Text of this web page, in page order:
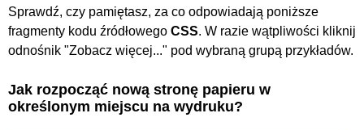
Sprawdź, czy pamiętasz, za co odpowiadają poniższe
fragmenty kodu źródłowego CSS. W razie wątpliwości kliknij
odnośnik "Zobacz więcej..." pod wybraną grupą przykładów.
Jak rozpocząć nową stronę papieru w
określonym miejscu na wydruku?